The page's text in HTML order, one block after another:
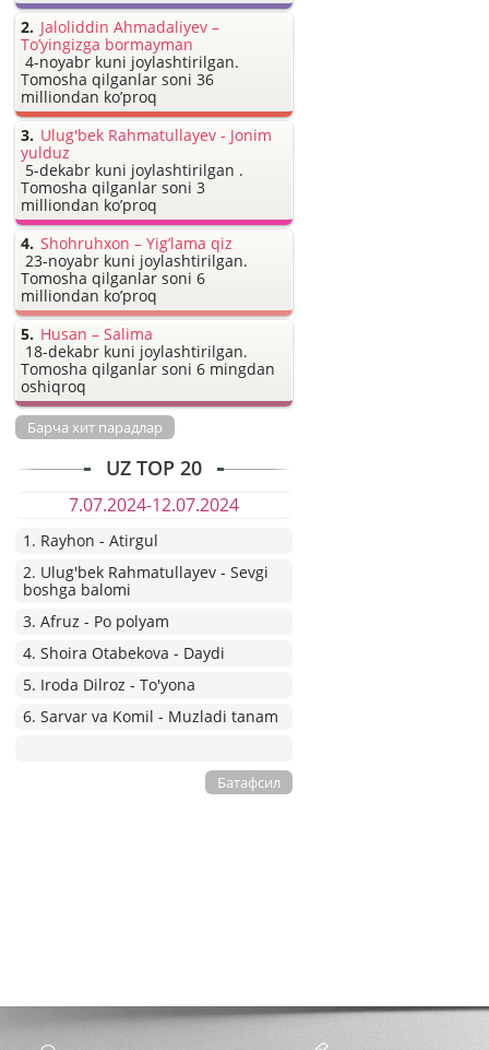
Jaloliddin Ahmadaliyev –
To’yingizga bormayman
4-noyabr kuni joylashtirilgan.
Tomosha qilganlar soni 36
milliondan ko’proq
Ulug'bek Rahmatullayev - Jonim
yulduz
5-dekabr kuni joylashtirilgan .
Tomosha qilganlar soni 3
milliondan ko’proq
Shohruhxon – Yig’lama qiz
23-noyabr kuni joylashtirilgan.
Tomosha qilganlar soni 6
milliondan ko’proq
Husan – Salima
18-dekabr kuni joylashtirilgan.
Tomosha qilganlar soni 6 mingdan
oshiqroq
Барча хит парадлар
UZ TOP 20
7.07.2024-12.07.2024
1. Rayhon - Atirgul
2. Ulug'bek Rahmatullayev - Sevgi
boshga balomi
3. Afruz - Po polyam
4. Shoira Otabekova - Daydi
5. Iroda Dilroz - To'yona
6. Sarvar va Komil - Muzladi tanam
Батафсил